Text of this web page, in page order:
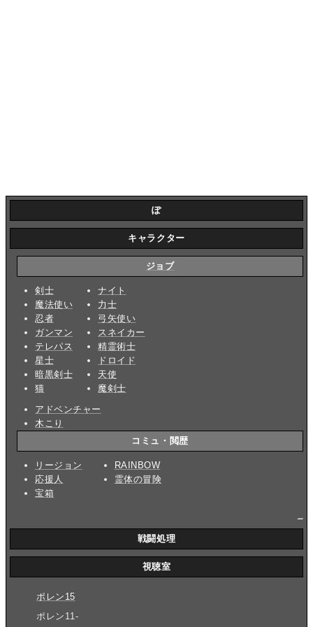
ぽ
キャラクター
ジョブ
剣士
魔法使い
忍者
ガンマン
テレパス
星士
暗黒剣士
猫
ナイト
力士
弓矢使い
スネイカー
精霊術士
ドロイド
天使
魔剣士
アドベンチャー
木こり
コミュ・閲歴
リージョン
応援人
宝箱
RAINBOW
霊体の冒険
戦闘処理
視聴室
ポレン15
ポレン11-